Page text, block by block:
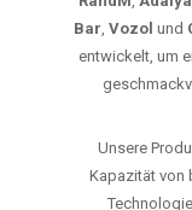
Bar, Vozol und
entwickelt, um
Unsere
Kapazität von